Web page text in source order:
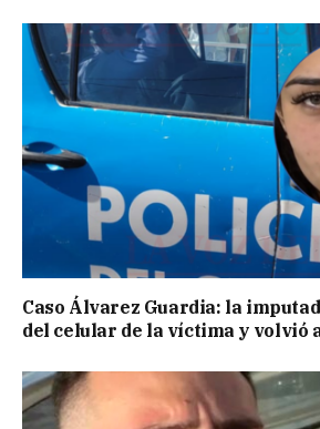
Caso Álvarez Guardia: la
del celular de la víctima y volvió